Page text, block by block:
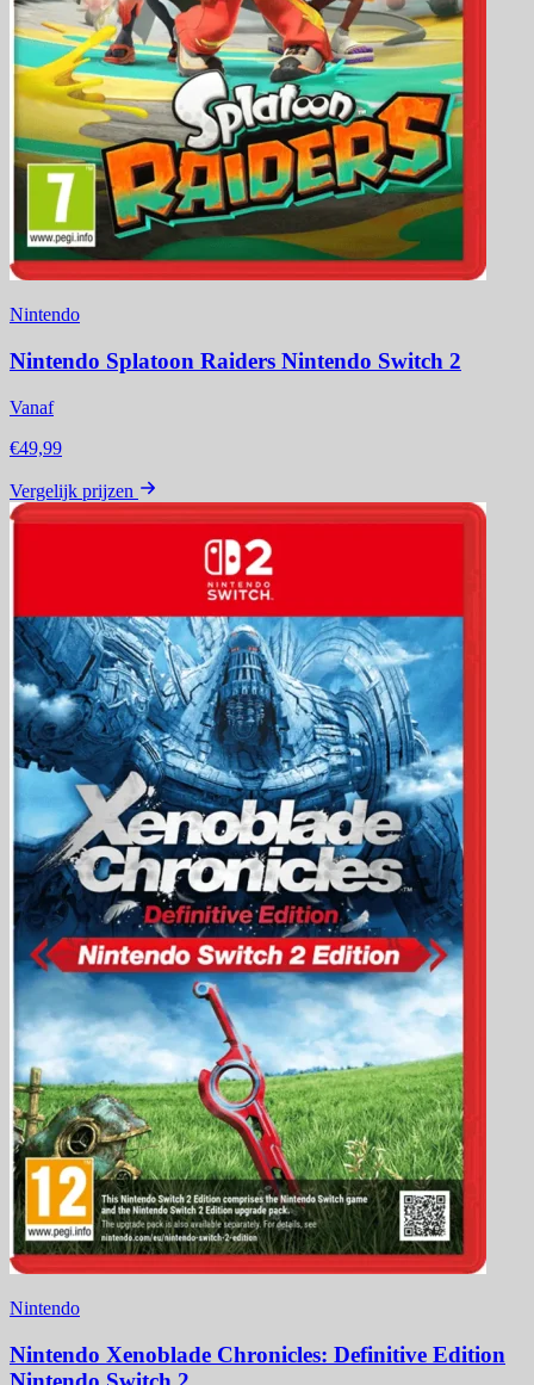
Nintendo
Nintendo Splatoon Raiders Nintendo Switch 2
Vanaf
€49,99
Vergelijk prijzen
Nintendo
Nintendo Xenoblade Chronicles: Definitive Edition